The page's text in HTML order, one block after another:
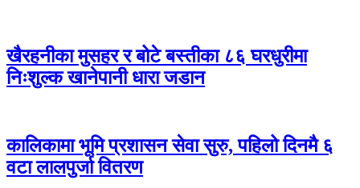
खैरहनीका मुसहर र बोटे बस्तीका ८६ घरधुरीमा
निःशुल्क खानेपानी धारा जडान
कालिकामा भूमि प्रशासन सेवा सुरु, पहिलो दिनमै ६
वटा लालपुर्जा वितरण